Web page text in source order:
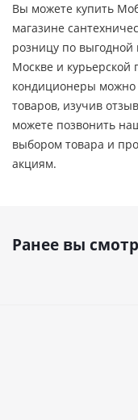
Вы можете купить
магазине
розницу по выгодной
Москве и
кондиционеры можно
товаров, изучив
можете позвонить
выбором товара и
акциям.
Ранее вы